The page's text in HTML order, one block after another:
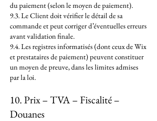
du paiement (selon le moyen de paiement).
9.3. Le Client doit vérifier le détail de sa
commande et peut corriger d’éventuelles erreurs
avant validation finale.
9.4. Les registres informatisés (dont ceux de Wix
et prestataires de paiement) peuvent constituer
un moyen de preuve, dans les limites admises
par la loi.
10. Prix – TVA – Fiscalité –
Douanes